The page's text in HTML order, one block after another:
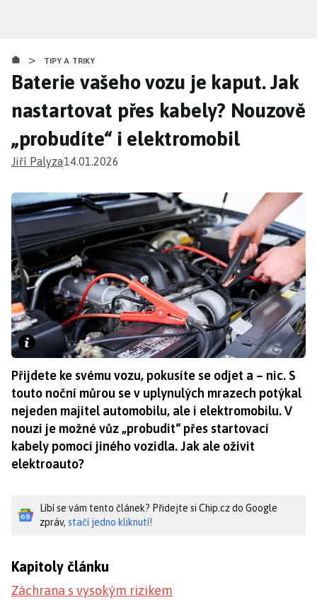
obsahu
> TIPY A TRIKY
Baterie vašeho vozu je kaput. Jak
nastartovat přes kabely? Nouzově
„probudíte“ i elektromobil
Jiří Palyza14.01.2026
Přijdete ke svému vozu, pokusíte se odjet a – nic. S
touto noční můrou se v uplynulých mrazech potýkal
nejeden majitel automobilu, ale i elektromobilu. V
nouzi je možné vůz „probudit“ přes startovací
kabely pomocí jiného vozidla. Jak ale oživit
elektroauto?
Líbí se vám tento článek? Přidejte si Chip.cz do Google
zpráv, stačí jedno kliknutí!
Kapitoly článku
Záchrana s vysokým rizikem